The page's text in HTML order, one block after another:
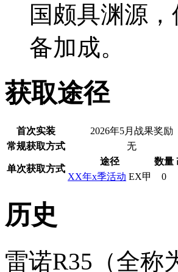
国颇具渊源
备加成。
获取途径
首次实装
2026年5月战果奖励
常规获取方式
无
单次获取方式
途径 数量
XX年x季活动 EX甲 0
历史
雷诺R35（全称